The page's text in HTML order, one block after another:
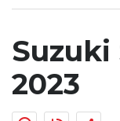
Suzuki
2023